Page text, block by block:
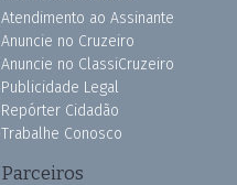
Atendimento ao Assinante
Anuncie no Cruzeiro
Anuncie no ClassiCruzeiro
Publicidade Legal
Repórter Cidadão
Trabalhe Conosco
Parceiros